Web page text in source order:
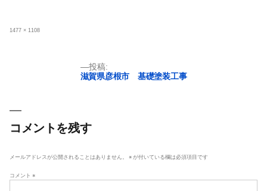
フ
1477 × 1108
ビ
シ
ン
投稿:
滋賀県彦根市 基礎塗装工事
コメントを残す
メールアドレスが公開されることはありません。 ※ が付いている欄は必須項目です
コメント ※